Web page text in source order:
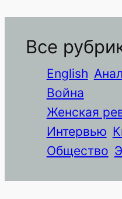
Все
English
Война
Женская
Интервью
Общество